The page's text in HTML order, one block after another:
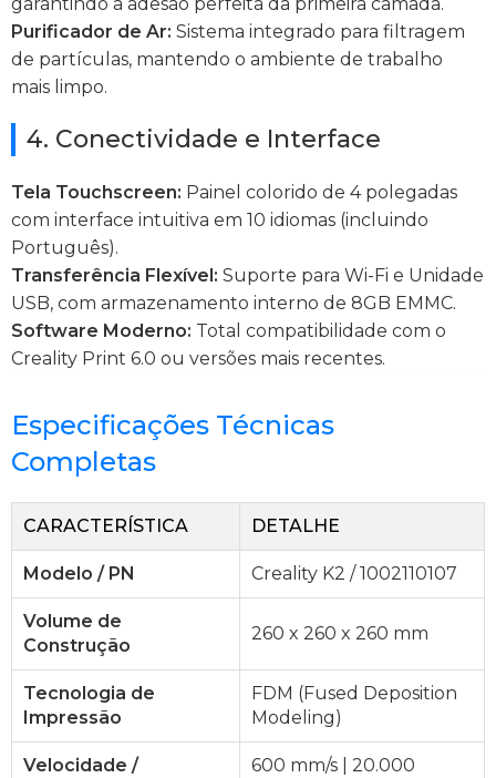
Purificador de Ar: Sistema integrado para filtragem
de partículas, mantendo o ambiente de trabalho
mais limpo.
4. Conectividade e Interface
Tela Touchscreen: Painel colorido de 4 polegadas
com interface intuitiva em 10 idiomas (incluindo
Português).
Transferência Flexível: Suporte para Wi-Fi e Unidade
USB, com armazenamento interno de 8GB EMMC.
Software Moderno: Total compatibilidade com o
Creality Print 6.0 ou versões mais recentes.
Especificações Técnicas
Completas
CARACTERÍSTICA DETALHE
Modelo / PN Creality K2 / 1002110107
Volume de
Construção
260 x 260 x 260 mm
Tecnologia de
Impressão
FDM (Fused Deposition
Modeling)
Velocidade /
600 mm/s | 20.000